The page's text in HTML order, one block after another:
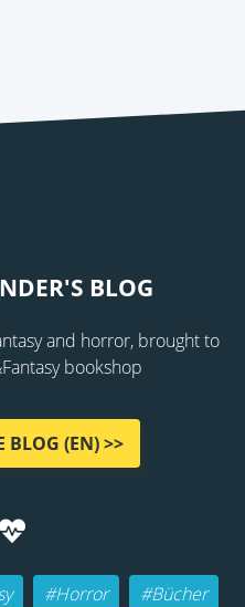
BLOG
and horror, brought to
bookshop
BLOG (EN) >>
#Horror
#Bücher